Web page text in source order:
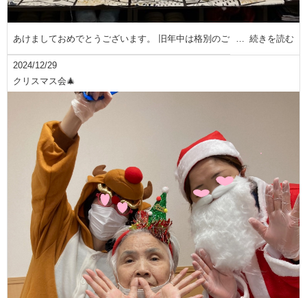
あけましておめでとうございます。 旧年中は格別のご 続きを読む
2024/12/29
クリスマス会🎄